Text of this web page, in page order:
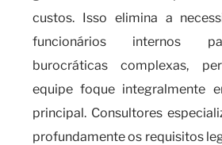
custos. Isso elimina a
funcionários internos
burocráticas complexas,
equipe foque integralmente
principal. Consultores
profundamente os requisitos